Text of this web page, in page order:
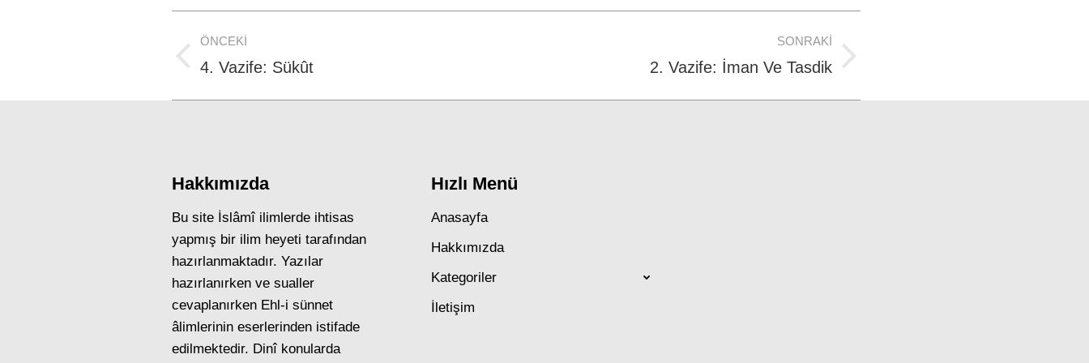
Post
navigation
ÖNCEKI
Previous
4. Vazife: Sükût
SONRAKI
2. Vazife: İman Ve Tasdik
Hakkımızda
Bu site İslâmî ilimlerde ihtisas
yapmış bir ilim heyeti tarafından
hazırlanmaktadır. Yazılar
hazırlanırken ve sualler
cevaplanırken Ehl-i sünnet
âlimlerinin eserlerinden istifade
edilmektedir. Dinî konularda
Hızlı Menü
Anasayfa
Hakkımızda
Kategoriler
İletişim